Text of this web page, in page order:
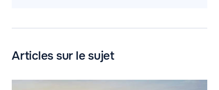
Articles sur le sujet